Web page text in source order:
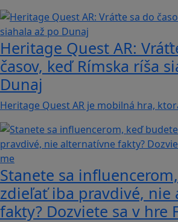
Heritage Quest AR:
časov, keď Rímska ríša
Dunaj
Heritage Quest AR je mobilná hra,
Stanete sa
zdieľať iba pravdivé, nie
fakty? Dozviete sa v hre